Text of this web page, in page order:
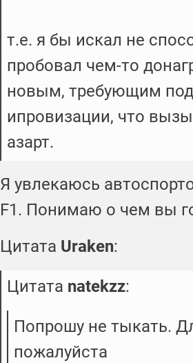
т.е. я бы искал не
пробовал чем-то
новым, требующим
ипровизации, что
азарт.
Я увлекаюсь
F1. Понимаю о чем вы
Цитата Uraken:
Цитата natekzz:
Попрошу не тыкать.
пожалуйста